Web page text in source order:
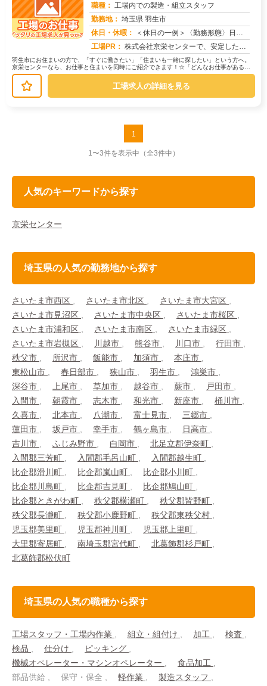
職種： 工場内での製造・組立スタッフ
勤務地： 埼玉県 羽生市
休日・休暇：
＜休日の一例＞〈勤務形態〉日勤〈休日〉土日★ＧＷ・夏季・冬季・年末年始休暇あり★有給休暇あり※配属先により休日・勤...
工場PR： 株式会社京栄センターで、安定した暮らしを手に入れませんか？☆家具付き寮がすぐに利用可能！→ 敷金・礼金・鍵交換代も...
羽生市にお住まいの方で、「すぐに働きたい」「住まいも一緒に探したい」という方へ。
京栄センターなら、お仕事と住まいを同時にご紹介できます！☆「どんなお仕事がある
の？」→ 製造・組立・検査・軽作業な...
工場求人の詳細を見る
1
1〜3件を表示中 （全3件中）
人気のキーワードから探す
京栄センター
埼玉県の人気の勤務地から探す
さいたま市西区 さいたま市北区
さいたま市大宮区
さいたま市見沼区
さいたま市中央区
さいたま市桜区
さいたま市浦和区
さいたま市南区
さいたま市緑区
さいたま市岩槻区
川越市 熊谷市 川口市
行田市
秩父市
所沢市 飯能市 加須市
本庄市
東松山市
春日部市 狭山市 羽生市
鴻巣市
深谷市
上尾市 草加市 越谷市 蕨市
戸田市
入間市
朝霞市 志木市 和光市 新座市
桶川市
久喜市
北本市 八潮市 富士見市
三郷市
蓮田市
坂戸市 幸手市 鶴ヶ島市
日高市
吉川市
ふじみ野市 白岡市
北足立郡伊奈町
入間郡三芳町
入間郡毛呂山町
入間郡越生町
比企郡滑川町
比企郡嵐山町
比企郡小川町
比企郡川島町
比企郡吉見町
比企郡鳩山町
比企郡ときがわ町
秩父郡横瀬町
秩父郡皆野町
秩父郡長瀞町
秩父郡小鹿野町
秩父郡東秩父村
児玉郡美里町
児玉郡神川町
児玉郡上里町
大里郡寄居町
南埼玉郡宮代町
北葛飾郡杉戸町
北葛飾郡松伏町
埼玉県の人気の職種から探す
工場スタッフ・工場内作業 組立・組付け 加工
検査
検品
仕分け
ピッキング
機械オペレーター・マシンオペレーター
食品加工
部品供給
保守・保全 軽作業
製造スタッフ